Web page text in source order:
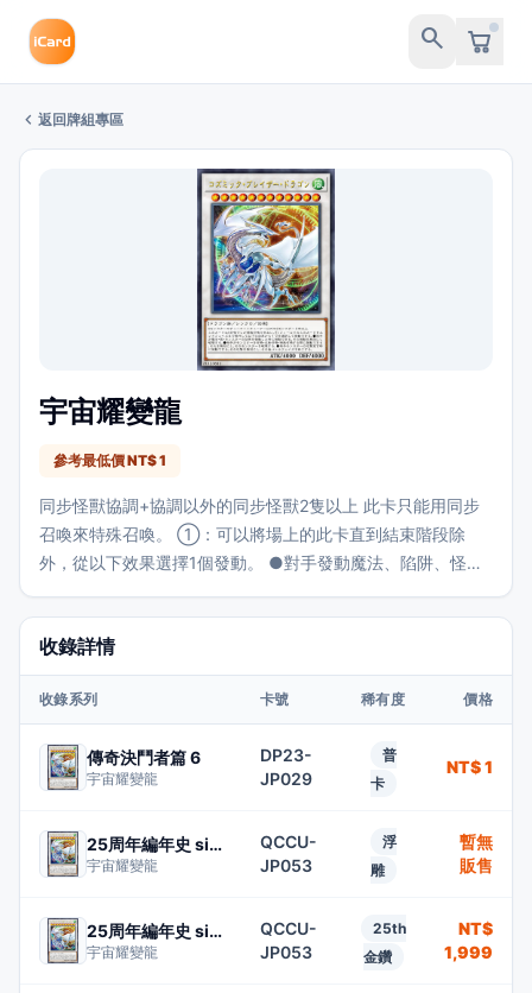
search
chevron_left 返回牌組專區
宇宙耀變龍
參考最低價 NT$ 1
同步怪獸協調+協調以外的同步怪獸2隻以上 此卡只能用同步
召喚來特殊召喚。 ①：可以將場上的此卡直到結束階段除
外，從以下效果選擇1個發動。 ●對手發動魔法、陷阱、怪獸
喚、反轉召喚、特殊召喚之際可以發動。使其無效，那些怪獸
破壞。 ●對手怪獸的攻擊宣言時可以發動。那次攻擊無效，那
之後戰鬥階段結束。
收錄詳情
收錄系列 卡號 稀有度 價格
傳奇決鬥者篇 6
宇宙耀變龍
DP23-
JP029
普
卡
NT$ 1
25周年編年史 side:團結
宇宙耀變龍
QCCU-
JP053
浮
雕
暫無
販售
25周年編年史 side:團結
宇宙耀變龍
QCCU-
JP053
25th
金鑽
NT$
1,999